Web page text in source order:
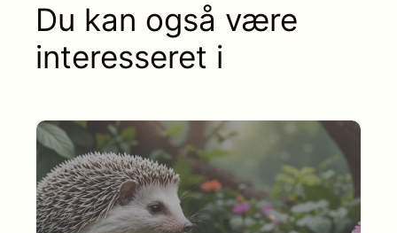
Du kan også være
interesseret i